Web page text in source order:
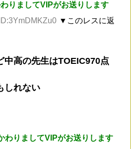
りましてVIPがお送りします
▼このレスに返
中高の先生はTOEIC970点
しれない
わりましてVIPがお送りします